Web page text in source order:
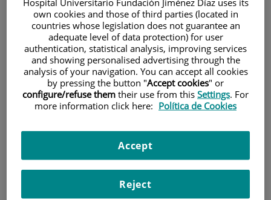
Investigación
own cookies and those of third parties (located in
countries whose legislation does not guarantee an
adequate level of data protection) for user
authentication, statistical analysis, improving services
and showing personalised advertising through the
analysis of your navigation. You can accept all cookies
by pressing the button "Accept cookies" or
configure/refuse them their use from this Settings. For
more information click here: Política de Cookies
Reject
Accept